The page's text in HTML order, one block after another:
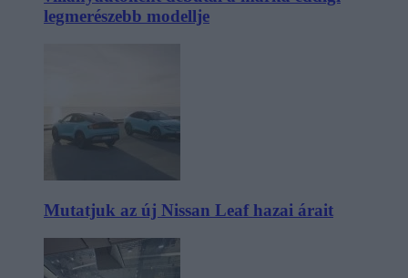
legmerészebb modellje
Mutatjuk az új Nissan Leaf hazai árait